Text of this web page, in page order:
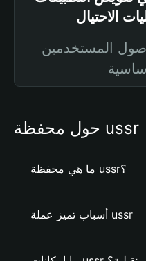
الاحتيال
المستخدمين
حول محفظة ussr
ما هي محفظة ussr؟
أسباب تميز عملة ussr